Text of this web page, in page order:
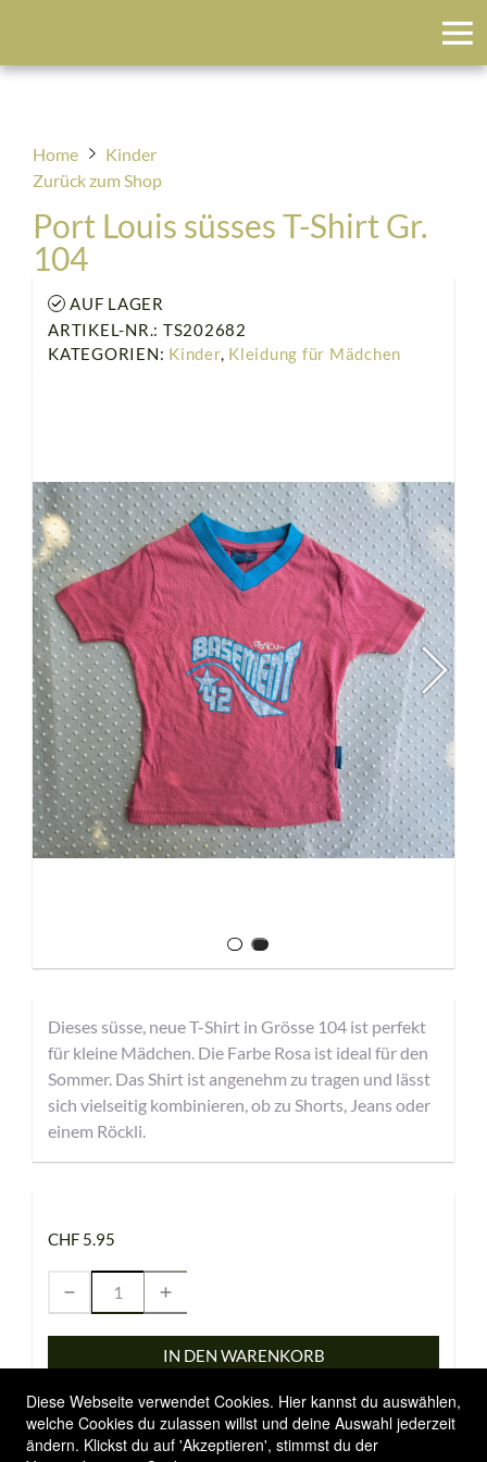
Home
Kinder
Zurück zum Shop
Port Louis süsses T-Shirt Gr.
104
AUF LAGER
ARTIKEL-NR.: TS202682
KATEGORIEN: Kinder, Kleidung für Mädchen
Dieses süsse, neue T-Shirt in Grösse 104 ist perfekt
für kleine Mädchen. Die Farbe Rosa ist ideal für den
Sommer. Das Shirt ist angenehm zu tragen und lässt
sich vielseitig kombinieren, ob zu Shorts, Jeans oder
einem Röckli.
CHF 5.95
IN DEN WARENKORB
Diese Webseite verwendet Cookies. Hier kannst du auswählen,
welche Cookies du zulassen willst und deine Auswahl jederzeit
ändern. Klickst du auf 'Akzeptieren', stimmst du der